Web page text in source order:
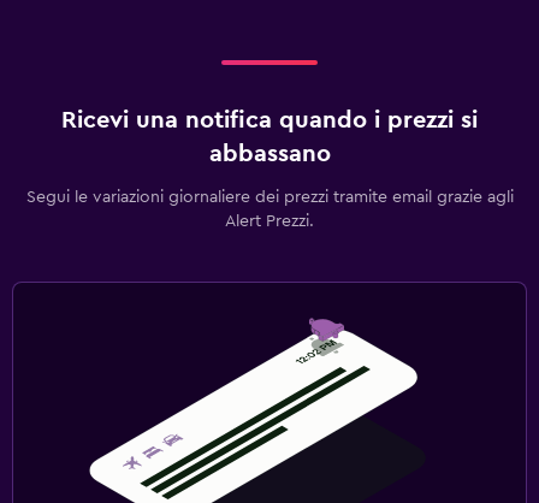
Ricevi una notifica quando i prezzi si
abbassano
Segui le variazioni giornaliere dei prezzi tramite email grazie agli
Alert Prezzi.